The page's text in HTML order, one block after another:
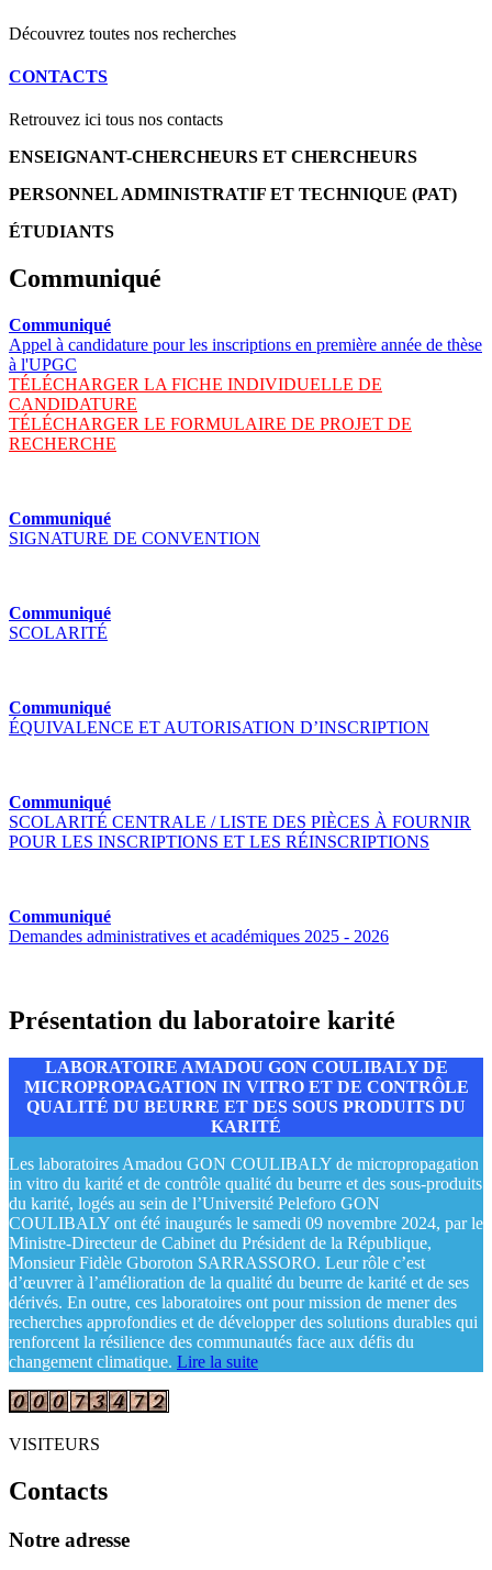
Découvrez toutes nos recherches
CONTACTS
Retrouvez ici tous nos contacts
ENSEIGNANT-CHERCHEURS ET CHERCHEURS
PERSONNEL ADMINISTRATIF ET TECHNIQUE (PAT)
ÉTUDIANTS
Communiqué
Communiqué
Appel à candidature pour les inscriptions en première année de thèse
à l'UPGC
TÉLÉCHARGER LA FICHE INDIVIDUELLE DE
CANDIDATURE
TÉLÉCHARGER LE FORMULAIRE DE PROJET DE
RECHERCHE
Communiqué
SIGNATURE DE CONVENTION
Communiqué
SCOLARITÉ
Communiqué
ÉQUIVALENCE ET AUTORISATION D’INSCRIPTION
Communiqué
SCOLARITÉ CENTRALE / LISTE DES PIÈCES À FOURNIR
POUR LES INSCRIPTIONS ET LES RÉINSCRIPTIONS
Communiqué
Demandes administratives et académiques 2025 - 2026
Présentation du laboratoire karité
LABORATOIRE AMADOU GON COULIBALY DE
MICROPROPAGATION IN VITRO ET DE CONTRÔLE
QUALITÉ DU BEURRE ET DES SOUS PRODUITS DU
KARITÉ
Les laboratoires Amadou GON COULIBALY de micropropagation
in vitro du karité et de contrôle qualité du beurre et des sous-produits
du karité, logés au sein de l’Université Peleforo GON
COULIBALY ont été inaugurés le samedi 09 novembre 2024, par le
Ministre-Directeur de Cabinet du Président de la République,
Monsieur Fidèle Gboroton SARRASSORO. Leur rôle c’est
d’œuvrer à l’amélioration de la qualité du beurre de karité et de ses
dérivés. En outre, ces laboratoires ont pour mission de mener des
recherches approfondies et de développer des solutions durables qui
renforcent la résilience des communautés face aux défis du
changement climatique. Lire la suite
VISITEURS
Contacts
Notre adresse